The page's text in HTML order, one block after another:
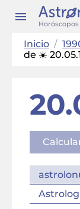
Inicio /
de ☀️